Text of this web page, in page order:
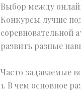
Выбор между
Конкурсы лучше
соревновательной
развить разные
Часто задаваемые
1. В чем основное